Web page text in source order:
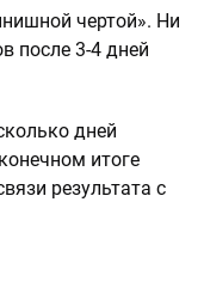
чертой». Ни
после 3-4 дней
дней
итоге
результата с